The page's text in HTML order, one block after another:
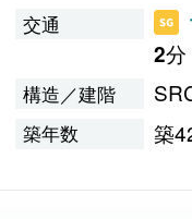
交通
2分
構造／建階
築年数 築